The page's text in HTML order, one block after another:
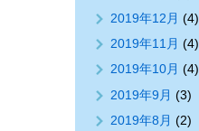
2019年12月 (4)
2019年11月 (4)
2019年10月 (4)
2019年9月 (3)
2019年8月 (2)